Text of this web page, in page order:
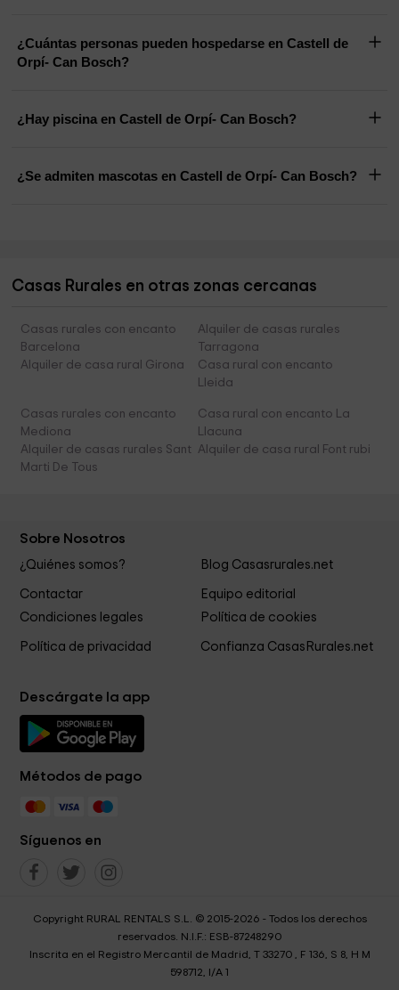
¿Cuántas personas pueden hospedarse en Castell de
Orpí- Can Bosch?
¿Hay piscina en Castell de Orpí- Can Bosch?
¿Se admiten mascotas en Castell de Orpí- Can Bosch?
Casas Rurales en otras zonas cercanas
Casas rurales con encanto
Barcelona
Alquiler de casas rurales
Tarragona
Alquiler de casa rural Girona
Casa rural con encanto
Lleida
Casas rurales con encanto
Mediona
Casa rural con encanto La
Llacuna
Alquiler de casas rurales Sant
Marti De Tous
Alquiler de casa rural Font rubi
Sobre Nosotros
¿Quiénes somos? Blog Casasrurales.net
Contactar
Equipo editorial
Condiciones legales
Política de cookies
Política de privacidad Confianza CasasRurales.net
Descárgate la app
Métodos de pago
Síguenos en
Copyright RURAL RENTALS S.L. © 2015-2026 - Todos los derechos
reservados. N.I.F.: ESB-87248290
Inscrita en el Registro Mercantil de Madrid, T 33270 , F 136, S 8, H M
598712, I/A 1